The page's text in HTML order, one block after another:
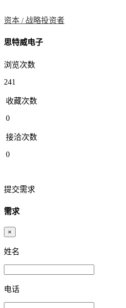
资本 / 战略投资者
思特威电子
浏览次数
241
收藏次数
0
接洽次数
0
提交需求
需求
×
姓名
电话